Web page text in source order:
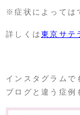
※症状によっては
詳しくは 東京サテ
インスタグラムで
ブログと違う症例